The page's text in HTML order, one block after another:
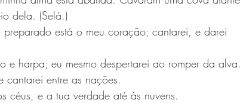
dela. (Selá.)
está o meu coração; cantarei, e darei
e harpa; eu mesmo despertarei ao romper da alva.
cantarei entre as nações.
céus, e a tua verdade até às nuvens.